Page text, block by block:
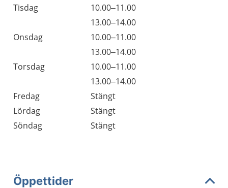
Tisdag
10.00–11.00
13.00–14.00
Onsdag
10.00–11.00
13.00–14.00
Torsdag
10.00–11.00
13.00–14.00
Fredag
Stängt
Lördag
Stängt
Söndag
Stängt
Öppettider